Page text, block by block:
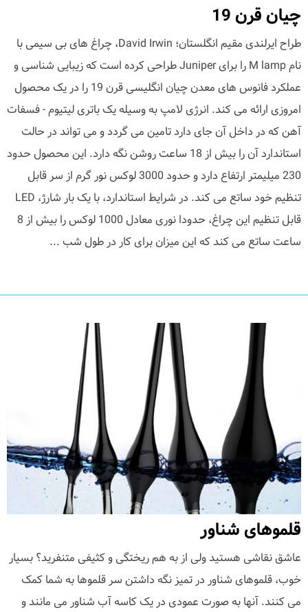
چیان قرن 19
طراح ایرلندی مقیم انگلستان؛ David Irwin، چراغ های بی سیمی با
نام M lamp را برای Juniper طراحی کرده است که زیبایی شناسی و
عملکرد فانوس های معدن چیان انگلیسی قرن 19 را در یک محصول
امروزی ارائه می کند. انرژی لامپ به وسیله یک باتری لیتیوم - فسفات
آهن که در داخل آن جای دارد تامین می گردد و می تواند در حالت
استاندارد آن را بیش از 18 ساعت روشن نگه دارد. این محصول حدود
230 میلیمتر ارتفاع دارد و حدود 3000 لوکس نور گرم از سر قابل
تنظیم خود ساتع می کند. در شرایط استاندارد، با یک بار شارژ، LED
قابل تنظیم این چراغ، حدودا نوری معادل 1000 لوکس را بیش از 8
ساعت ساتع می کند که این میزان برای کار در طول شب ...
قلموهای شناور
عاشق نقاشی هستید ولی از به هم ریختگی و کثیفی متنفرید؟ بسیار
خوب، قلموهای شناور در تمیز نگه داشتن سر قلموها به شما کمک
می کنند. آنها به صورت عمودی در یک کاسه آب شناور می مانند و